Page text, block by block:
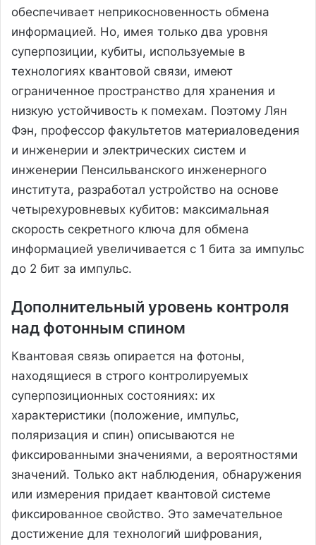
обеспечивает неприкосновенность обмена
информацией. Но, имея только два уровня
суперпозиции, кубиты, используемые в
технологиях квантовой связи, имеют
ограниченное пространство для хранения и
низкую устойчивость к помехам. Поэтому Лян
Фэн, профессор факультетов материаловедения
и инженерии и электрических систем и
инженерии Пенсильванского инженерного
института, разработал устройство на основе
четырехуровневых кубитов: максимальная
скорость секретного ключа для обмена
информацией увеличивается с 1 бита за импульс
до 2 бит за импульс.
Дополнительный уровень контроля
над фотонным спином
Квантовая связь опирается на фотоны,
находящиеся в строго контролируемых
суперпозиционных состояниях: их
характеристики (положение, импульс,
поляризация и спин) описываются не
фиксированными значениями, а вероятностями
значений. Только акт наблюдения, обнаружения
или измерения придает квантовой системе
фиксированное свойство. Это замечательное
достижение для технологий шифрования,